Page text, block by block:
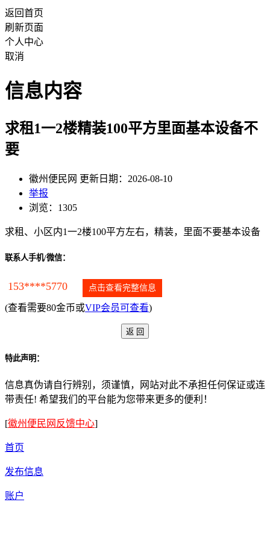
返回首页
刷新页面
个人中心
取消
信息内容
求租1一2楼精装100平方里面基本设备不
要
徽州便民网 更新日期：2026-08-10
举报
浏览：1305
求租、小区内1一2楼100平方左右，精装，里面不要基本设备
联系人手机/微信：
153****5770 点击查看完整信息
(查看需要80金币或VIP会员可查看)
特此声明：
信息真伪请自行辨别，须谨慎，网站对此不承担任何保证或连
带责任! 希望我们的平台能为您带来更多的便利！
[徽州便民网反馈中心]
首页
发布信息
账户